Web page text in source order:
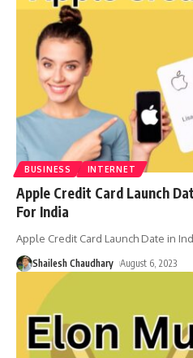
BUSINESS INTERNET
Apple Credit Card Launch
For India
Apple Credit Card Launch Date in
Shailesh Chaudhary August 6, 2023